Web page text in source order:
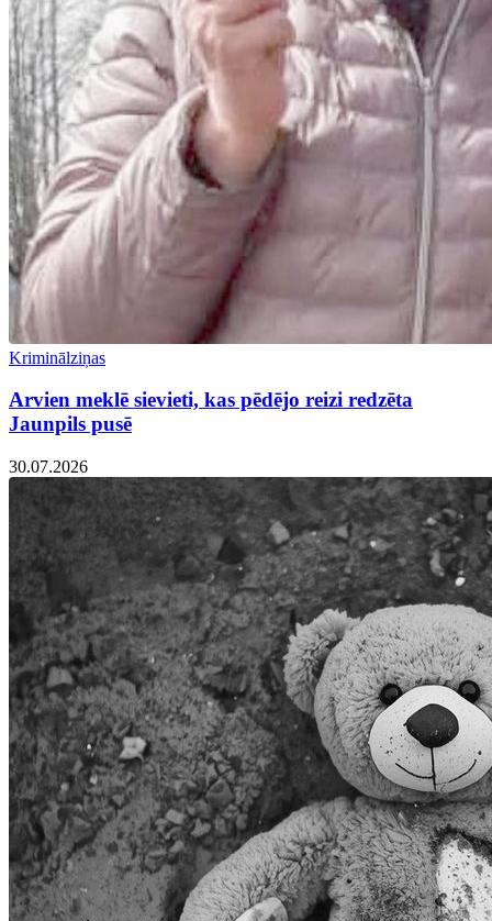
Kriminālziņas
Arvien meklē sievieti, kas pēdējo reizi redzēta
Jaunpils pusē
30.07.2026